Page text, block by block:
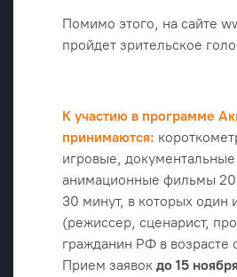
Помимо этого, на сайте
пройдет зрительское
К участию в программе
принимаются:
игровые, документальные
анимационные фильмы
30 минут, в которых один
(режиссер, сценарист,
гражданин РФ в возрасте
Прием заявок до 15